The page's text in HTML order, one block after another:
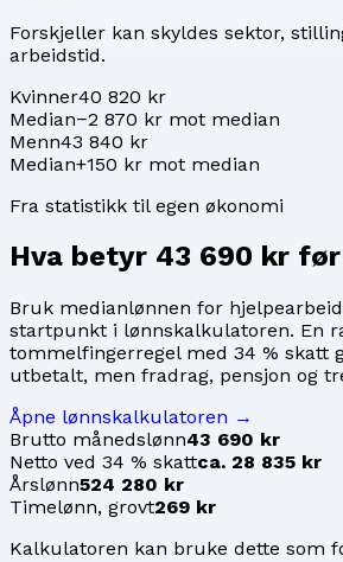
Forskjeller kan skyldes sektor,
arbeidstid.
Kvinner40 820 kr
Median−2 870 kr mot median
Menn43 840 kr
Median+150 kr mot median
Fra statistikk til egen økonomi
Hva betyr 43 690 kr
Bruk medianlønnen for
startpunkt i lønnskalkulatoren. En
tommelfingerregel med 34 % skatt
utbetalt, men fradrag, pensjon og
Åpne lønnskalkulatoren →
Brutto månedslønn43 690 kr
Netto ved 34 % skattca. 28 835 kr
Årslønn524 280 kr
Timelønn, grovt269 kr
Kalkulatoren kan bruke dette som